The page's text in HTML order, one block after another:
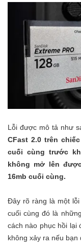
Lỗi được mô tả như
CFast 2.0 trên
cuối cùng trước
không mở lên
16mb cuối cùng.
Đây rõ ràng là một
cuối cùng đó là
cách nào phục hồi lại
không xảy ra nếu bạn